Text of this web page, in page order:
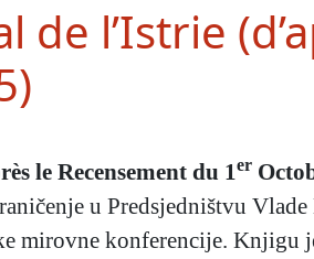
de l’Istrie
le Recensement du 1 er
u Predsjedništvu
mirovne konferencije. Knjigu